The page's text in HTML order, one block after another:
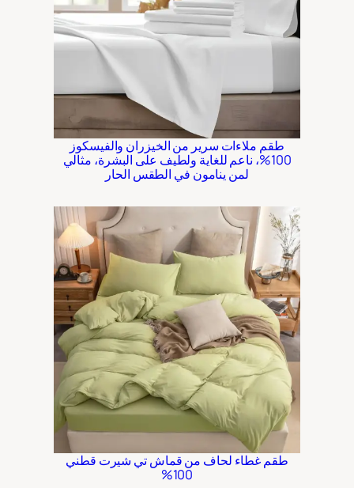
طقم ملاءات سرير من الخيزران والفيسكوز
100%، ناعم للغاية ولطيف على البشرة، مثالي
لمن ينامون في الطقس الحار
طقم غطاء لحاف من قماش تي شيرت قطني
100%